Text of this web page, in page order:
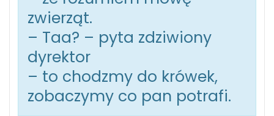
zwierząt.
– Taa? – pyta zdziwiony
dyrektor
– to chodzmy do krówek,
zobaczymy co pan potrafi.